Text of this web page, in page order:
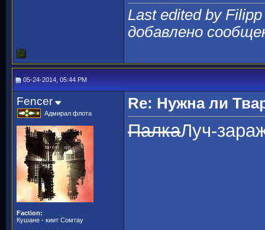
Last edited by
добавлено
05-24-2014, 05:44 PM
Fencer
Адмирал флота
Faction:
Кушане - киит Сомтау
Re: Нужна ли
ПалкаЛуч-